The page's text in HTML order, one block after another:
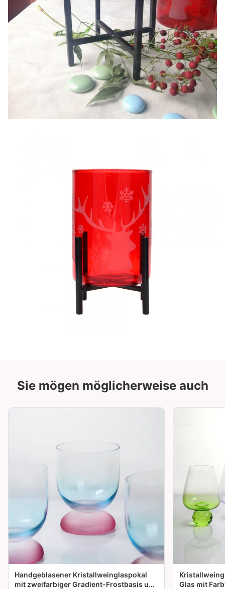
Sie mögen möglicherweise auch
Handgeblasener Kristallweinglaspokal
mit zweifarbiger Gradient-Frostbasis und
Glas mit